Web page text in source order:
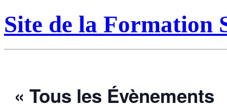
Site de la Formation
« Tous les Évènements